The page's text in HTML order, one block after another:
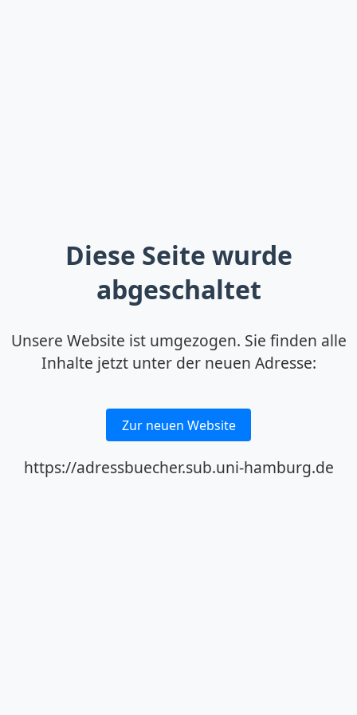
Diese Seite wurde
abgeschaltet
Unsere Website ist umgezogen. Sie finden alle
Inhalte jetzt unter der neuen Adresse:
Zur neuen Website
https://adressbuecher.sub.uni-hamburg.de